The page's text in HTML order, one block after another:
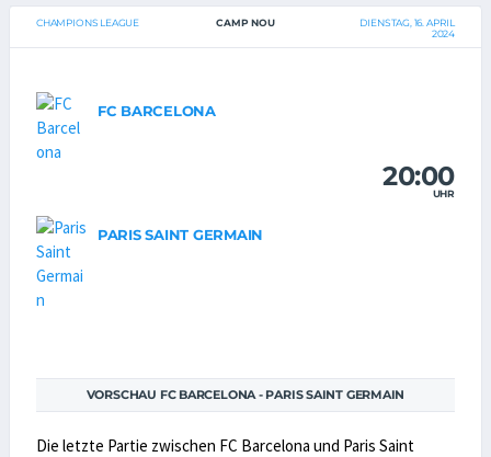
CHAMPIONS LEAGUE CAMP NOU
DIENSTAG, 16. APRIL
2024
FC BARCELONA
20:00
UHR
PARIS SAINT GERMAIN
VORSCHAU FC BARCELONA - PARIS SAINT GERMAIN
Die letzte Partie zwischen FC Barcelona und Paris Saint